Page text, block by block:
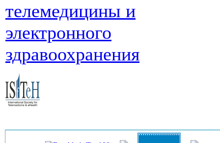
телемедицины и
электронного
здравоохранения